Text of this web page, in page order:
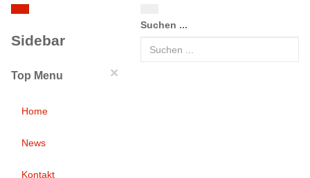
Sidebar
×
Top Menu
Home
News
Kontakt
Suchen ...